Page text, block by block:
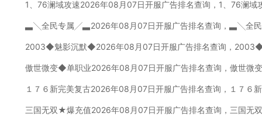
1、76澜域攻速2026年08月07日开服广告排名查询，1、76澜域
▃╲全民专属╱▃2026年08月07日开服广告排名查询，▃╲全
2003◆魅影沉默◆2026年08月07日开服广告排名查询，
傲世微变◆单职业2026年08月07日开服广告排名查询，傲世微
１７６新完美复古2026年08月07日开服广告排名查询，１７６
三国无双★爆充值2026年08月07日开服广告排名查询，三国无